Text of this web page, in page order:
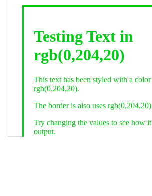
div class="textColor borderColor"
< h1>Testing Text in rgb(0,204,20)